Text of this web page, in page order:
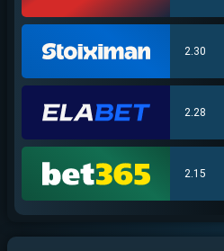
2.30
2.28
2.15